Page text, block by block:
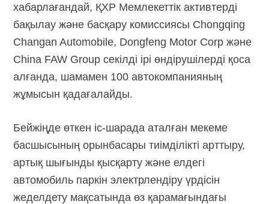
хабарлағандай, ҚХР Мемлекеттік активтерді
бақылау және басқару комиссиясы Chongqing
Changan Automobile, Dongfeng Motor Corp және
China FAW Group секілді ірі өндірушілерді қоса
алғанда, шамамен 100 автокомпанияның
жұмысын қадағалайды.
Бейжіңде өткен іс-шарада аталған мекеме
басшысының орынбасары тиімділікті арттыру,
артық шығынды қысқарту және елдегі
автомобиль паркін электрлендіру үрдісін
жеделдету мақсатында өз қарамағындағы